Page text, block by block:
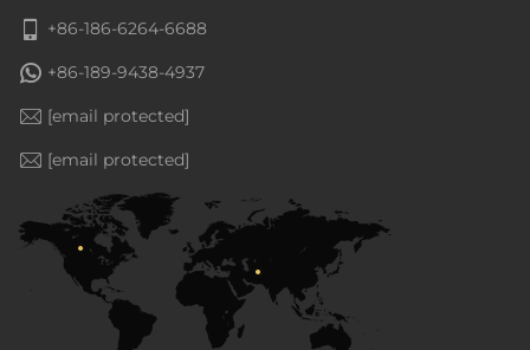
+86-186-6264-6688
+86-189-9438-4937
[email protected]
[email protected]